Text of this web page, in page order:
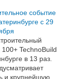
событие
с 29
TechnoBuild
в 13 раз.
и крупнейшую